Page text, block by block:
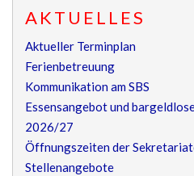
AKTUELLES
Aktueller Terminplan
Ferienbetreuung
Kommunikation am SBS
Essensangebot und
2026/27
Öffnungszeiten der
Stellenangebote